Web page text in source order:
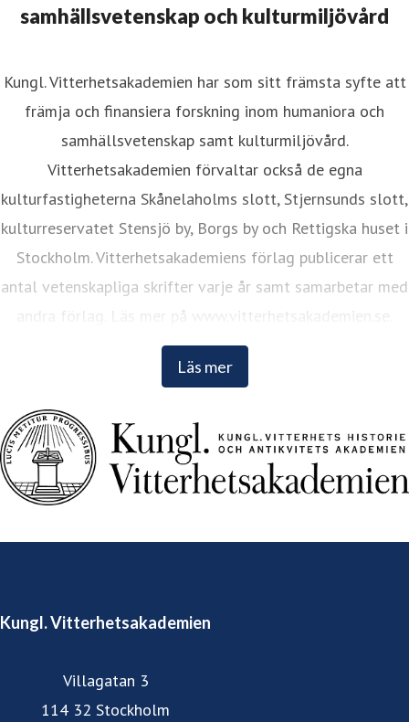
samhällsvetenskap och kulturmiljövård
Läs mer
Kungl. Vitterhetsakademien har som sitt främsta syfte att
främja och finansiera forskning inom humaniora och
samhällsvetenskap samt kulturmiljövård.
Vitterhetsakademien förvaltar också de egna
kulturfastigheterna Skånelaholms slott, Stjernsunds slott,
kulturreservatet Stensjö by, Borgs by och Rettigska huset i
Stockholm. Vitterhetsakademiens förlag publicerar ett
antal vetenskapliga skrifter varje år samt samarbetar med
andra förlag. Läs mer på www.vitterhetsakademien.se.
Kungl. Vitterhetsakademien
Villagatan 3
114 32 Stockholm